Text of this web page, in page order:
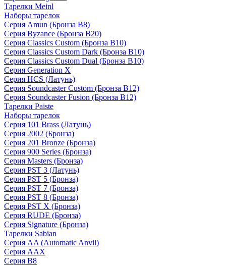
Тарелки Meinl
Наборы тарелок
Серия Amun (Бронза B8)
Серия Byzance (Бронза B20)
Серия Classics Custom (Бронза B10)
Серия Classics Custom Dark (Бронза B10)
Серия Classics Custom Dual (Бронза B10)
Серия Generation X
Серия HCS (Латунь)
Серия Soundcaster Custom (Бронза B12)
Серия Soundcaster Fusion (Бронза B12)
Тарелки Paiste
Наборы тарелок
Серия 101 Brass (Латунь)
Серия 2002 (Бронза)
Серия 201 Bronze (Бронза)
Серия 900 Series (Бронза)
Серия Masters (Бронза)
Серия PST 3 (Латунь)
Серия PST 5 (Бронза)
Серия PST 7 (Бронза)
Серия PST 8 (Бронза)
Серия PST X (Бронза)
Серия RUDE (Бронза)
Серия Signature (Бронза)
Тарелки Sabian
Серия AA (Automatic Anvil)
Серия AAX
Серия B8